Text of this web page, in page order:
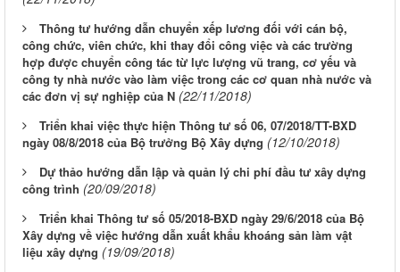
Thông tư hướng dẫn chuyển xếp lương đối với cán bộ,
công chức, viên chức, khi thay đổi công việc và các trường
hợp được chuyển công tác từ lực lượng vũ trang, cơ yếu và
công ty nhà nước vào làm việc trong các cơ quan nhà nước và
các đơn vị sự nghiệp của N (22/11/2018)
Triển khai việc thực hiện Thông tư số 06, 07/2018/TT-BXD
ngày 08/8/2018 của Bộ trưởng Bộ Xây dựng (12/10/2018)
Dự thảo hướng dẫn lập và quản lý chi phí đầu tư xây dựng
công trình (20/09/2018)
Triển khai Thông tư số 05/2018-BXD ngày 29/6/2018 của Bộ
Xây dựng về việc hướng dẫn xuất khẩu khoáng sản làm vật
liệu xây dựng (19/09/2018)